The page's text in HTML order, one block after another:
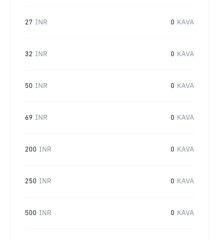
27 INR 0 KAVA
32 INR 0 KAVA
50 INR 0 KAVA
69 INR 0 KAVA
200 INR 0 KAVA
250 INR 0 KAVA
500 INR 0 KAVA